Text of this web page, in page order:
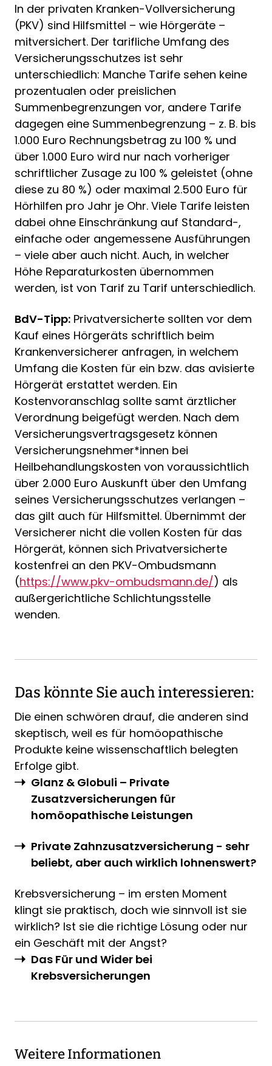
In der privaten Kranken-Vollversicherung
(PKV) sind Hilfsmittel – wie Hörgeräte –
mitversichert. Der tarifliche Umfang des
Versicherungsschutzes ist sehr
unterschiedlich: Manche Tarife sehen keine
prozentualen oder preislichen
Summenbegrenzungen vor, andere Tarife
dagegen eine Summenbegrenzung – z. B. bis
1.000 Euro Rechnungsbetrag zu 100 % und
über 1.000 Euro wird nur nach vorheriger
schriftlicher Zusage zu 100 % geleistet (ohne
diese zu 80 %) oder maximal 2.500 Euro für
Hörhilfen pro Jahr je Ohr. Viele Tarife leisten
dabei ohne Einschränkung auf Standard-,
einfache oder angemessene Ausführungen
– viele aber auch nicht. Auch, in welcher
Höhe Reparaturkosten übernommen
werden, ist von Tarif zu Tarif unterschiedlich.
BdV-Tipp: Privatversicherte sollten vor dem
Kauf eines Hörgeräts schriftlich beim
Krankenversicherer anfragen, in welchem
Umfang die Kosten für ein bzw. das avisierte
Hörgerät erstattet werden. Ein
Kostenvoranschlag sollte samt ärztlicher
Verordnung beigefügt werden. Nach dem
Versicherungsvertragsgesetz können
Versicherungsnehmer*innen bei
Heilbehandlungskosten von voraussichtlich
über 2.000 Euro Auskunft über den Umfang
seines Versicherungsschutzes verlangen –
das gilt auch für Hilfsmittel. Übernimmt der
Versicherer nicht die vollen Kosten für das
Hörgerät, können sich Privatversicherte
kostenfrei an den PKV-Ombudsmann
(https://www.pkv-ombudsmann.de/) als
außergerichtliche Schlichtungsstelle
wenden.
Das könnte Sie auch interessieren:
Die einen schwören drauf, die anderen sind
skeptisch, weil es für homöopathische
Produkte keine wissenschaftlich belegten
Erfolge gibt.
Glanz & Globuli – Private
Zusatzversicherungen für
homöopathische Leistungen
Private Zahnzusatzversicherung - sehr
beliebt, aber auch wirklich lohnenswert?
Krebsversicherung – im ersten Moment
klingt sie praktisch, doch wie sinnvoll ist sie
wirklich? Ist sie die richtige Lösung oder nur
ein Geschäft mit der Angst?
Das Für und Wider bei
Krebsversicherungen
Weitere Informationen